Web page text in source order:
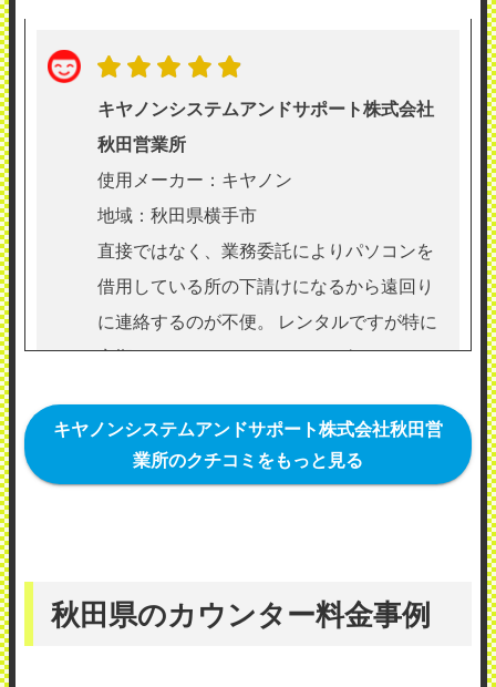
キヤノンシステムアンドサポート株式会社
秋田営業所
使用メーカー：キヤノン
地域：秋田県横手市
直接ではなく、業務委託によりパソコンを
借用している所の下請けになるから遠回り
に連絡するのが不便。 レンタルですが特に
定期メンテナンスはないです。何かあった
問題はありません。
（業種：5）
キヤノンシステムアンドサポート株式会社秋田営
業所のクチコミをもっと見る
秋田県のカウンター料金事例